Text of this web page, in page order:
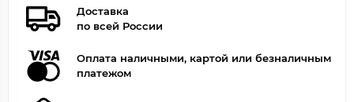
Доставка
по всей России
Оплата наличными, картой или безналичным
платежом